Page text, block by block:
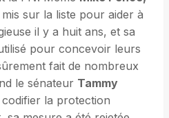
sur la liste pour aider à
il y a huit ans, et sa
pour concevoir leurs
fait de nombreux
le sénateur Tammy
la protection